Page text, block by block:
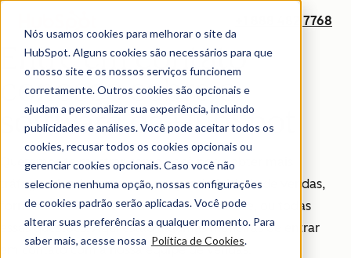
Nós usamos cookies para melhorar o site da
HubSpot. Alguns cookies são necessários para que
o nosso site e os nossos serviços funcionem
corretamente. Outros cookies são opcionais e
ajudam a personalizar sua experiência, incluindo
publicidades e análises. Você pode aceitar todos os
cookies, recusar todos os cookies opcionais ou
gerenciar cookies opcionais. Caso você não
selecione nenhuma opção, nossas configurações
de cookies padrão serão aplicadas. Você pode
alterar suas preferências a qualquer momento. Para
saber mais, acesse nossa Política de Cookies.
+1 888 482 7768
Entre em contato
conosco sobre o
software da HubSpot
Queremos te mostrar como você pode obter mais
tráfego e leads, aumentar sua produtividade de vendas,
fornecer um melhor atendimento ao cliente, ou todas
essas questões! Aqui estão algumas maneiras de entrar
em contato com a nossa equipe de vendas.